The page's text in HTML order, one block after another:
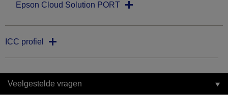
Epson Cloud Solution PORT
ICC profiel
Veelgestelde vragen